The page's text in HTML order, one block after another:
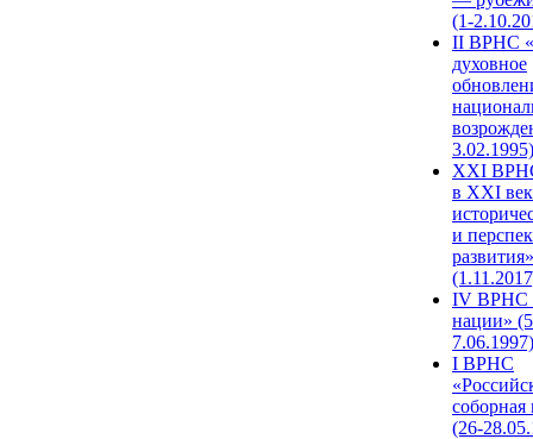
(1-
II ВРНС
духовное
3.02.1995)
XХI
в XXI
и
развития»
IV ВРНС
нации»
7.06.1997)
I ВРНС
(26-